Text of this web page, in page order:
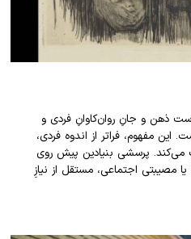
ذهن و جانِ روان‌کاوانِ فردی و
مفهوم، فراتر از اندوه فردی،
می‌کند. پرسشی بنیادین پیش روی
مصیبتی اجتماعی، مستقل از نیازِ